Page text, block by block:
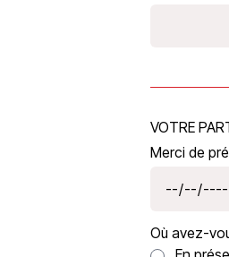
VOTRE
Merci de
Où avez-